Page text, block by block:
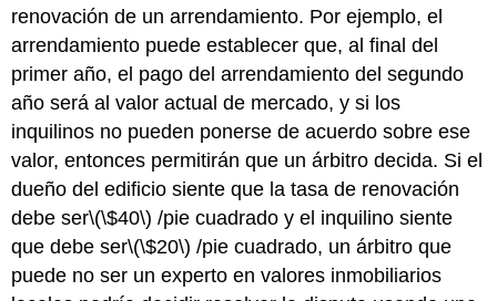
renovación de un arrendamiento. Por ejemplo, el
arrendamiento puede establecer que, al final del
primer año, el pago del arrendamiento del segundo
año será al valor actual de mercado, y si los
inquilinos no pueden ponerse de acuerdo sobre ese
valor, entonces permitirán que un árbitro decida. Si el
dueño del edificio siente que la tasa de renovación
debe ser\(\$40\) /pie cuadrado y el inquilino siente
que debe ser\(\$20\) /pie cuadrado, un árbitro que
puede no ser un experto en valores inmobiliarios